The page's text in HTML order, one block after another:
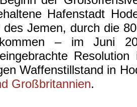
Hafenstadt
des Jemen, durch die
– im Juni
Waffenstillstand in
Großbritannien.